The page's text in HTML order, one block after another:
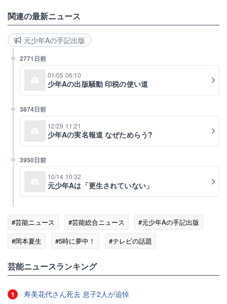
関連の最新ニュース
元少年Aの手記出版
2771日前
01/05 06:10
少年Aの出版騒動 印税の使い道
3874日前
12/29 11:21
少年Aの実名報道 なぜためらう?
3950日前
10/14 10:32
元少年Aは「更生されていない」
#芸能ニュース #芸能総合ニュース
#元少年Aの手記出版
#岡本夏生
#5時に夢中！ #テレビの話題
芸能ニュースランキング
1 寿美花代さん死去 息子2人が追悼